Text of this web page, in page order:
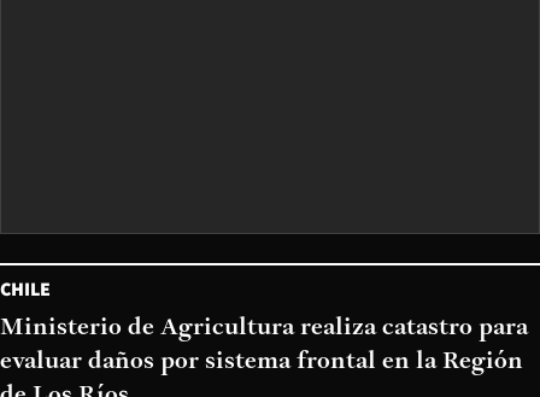
CHILE
Ministerio de Agricultura realiza catastro para
evaluar daños por sistema frontal en la Región